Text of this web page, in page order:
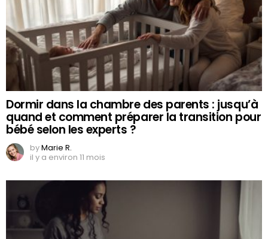
Dormir dans la chambre des parents : jusqu’à
quand et comment préparer la transition pour
bébé selon les experts ?
byMarie R.
il y a environ 11 mois